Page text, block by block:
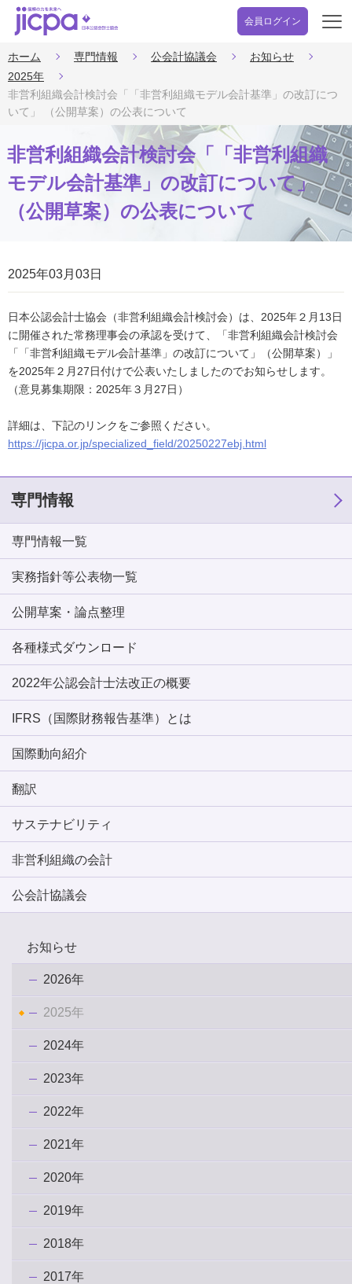
会員ログイン
開
ホーム 専門情報 公会計協議会
お知らせ
2025年
非営利組織会計検討会「「非営利組織モデル会計基準」の改訂につ
いて」 （公開草案）の公表について
非営利組織会計検討会「「非営利組織
モデル会計基準」の改訂について」
（公開草案）の公表について
2025年03月03日
日本公認会計士協会（非営利組織会計検討会）は、2025年２月13日
に開催された常務理事会の承認を受けて、「非営利組織会計検討会
「「非営利組織モデル会計基準」の改訂について」（公開草案）」
を2025年２月27日付けで公表いたしましたのでお知らせします。
（意見募集期限：2025年３月27日）
詳細は、下記のリンクをご参照ください。
https://jicpa.or.jp/specialized_field/20250227ebj.html
専門情報
専門情報一覧
実務指針等公表物一覧
公開草案・論点整理
各種様式ダウンロード
2022年公認会計士法改正の概要
IFRS（国際財務報告基準）とは
国際動向紹介
翻訳
サステナビリティ
非営利組織の会計
公会計協議会
お知らせ
2026年
2025年
2024年
2023年
2022年
2021年
2020年
2019年
2018年
2017年